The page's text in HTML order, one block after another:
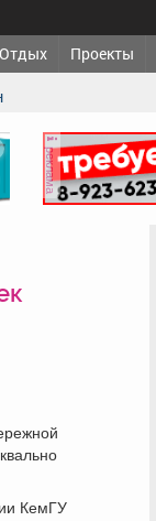
Отдых Проекты
реклама
КемГУ